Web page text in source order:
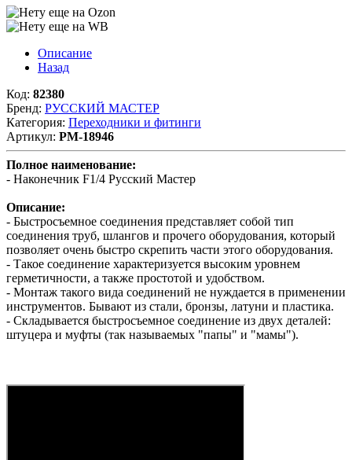
Описание
Назад
Код: 82380
Бренд: РУССКИЙ МАСТЕР
Категория: Переходники и фитинги
Артикул: РМ-18946
Полное наименование:
- Наконечник F1/4 Русский Мастер
Описание:
- Быстросъемное соединения представляет собой тип
соединения труб, шлангов и прочего оборудования, который
позволяет очень быстро скрепить части этого оборудования.
- Такое соединение характеризуется высоким уровнем
герметичности, а также простотой и удобством.
- Монтаж такого вида соединений не нуждается в применении
инструментов. Бывают из стали, бронзы, латуни и пластика.
- Складывается быстросъемное соединение из двух деталей:
штуцера и муфты (так называемых "папы" и "мамы").